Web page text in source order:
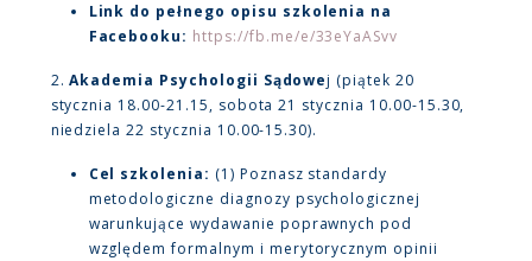
Link do pełnego opisu szkolenia na
Facebooku: https://fb.me/e/33eYaASvv
2.Akademia Psychologii Sądowej (piątek 20
stycznia 18.00-21.15, sobota 21 stycznia 10.00-15.30,
niedziela 22 stycznia 10.00-15.30).
Cel szkolenia: (1) Poznasz standardy
metodologiczne diagnozy psychologicznej
warunkujące wydawanie poprawnych pod
względem formalnym i merytorycznym opinii